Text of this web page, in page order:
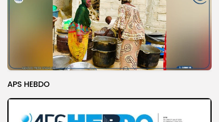
APS HEBDO